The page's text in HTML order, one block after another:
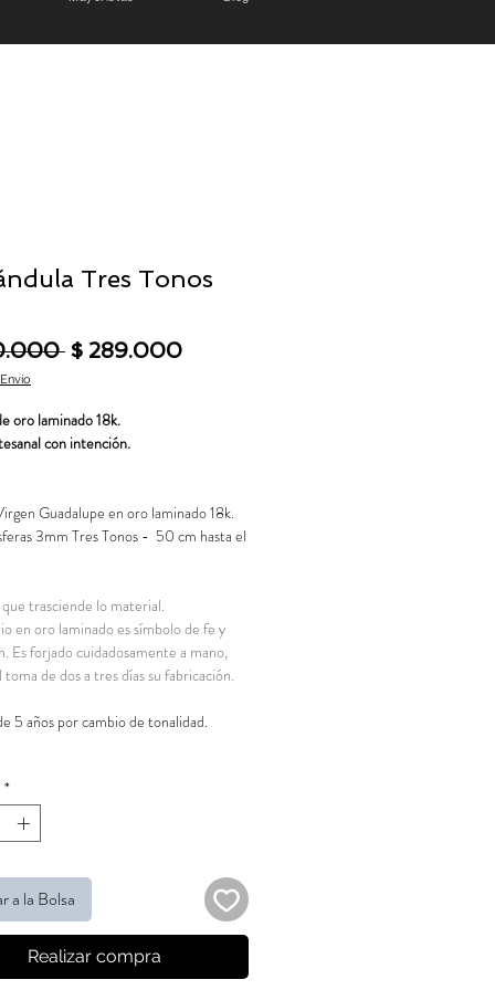
Tres Tonos
Precio
$ 289.000Precio de oferta
oro laminado 18k.
con intención.
Guadalupe en oro laminado 18k.
3mm Tres Tonos - 50 cm hasta el
que trasciende lo material.
en oro laminado es símbolo de fe y
Es forjado cuidadosamente a mano,
toma de dos a tres días su fabricación.
5 años por cambio de tonalidad.
*
a la Bolsa
Realizar compra